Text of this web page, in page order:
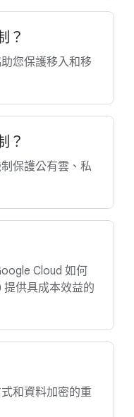
？
您保護移入和移
？
保護公有雲、私
Cloud 如何
提供具成本效益的
和資料加密的重